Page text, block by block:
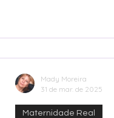
Maternidade Real
Mady Moreira
31 de mar. de 2025